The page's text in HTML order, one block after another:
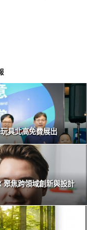
具北高免費展出
焦跨領域創新與設計